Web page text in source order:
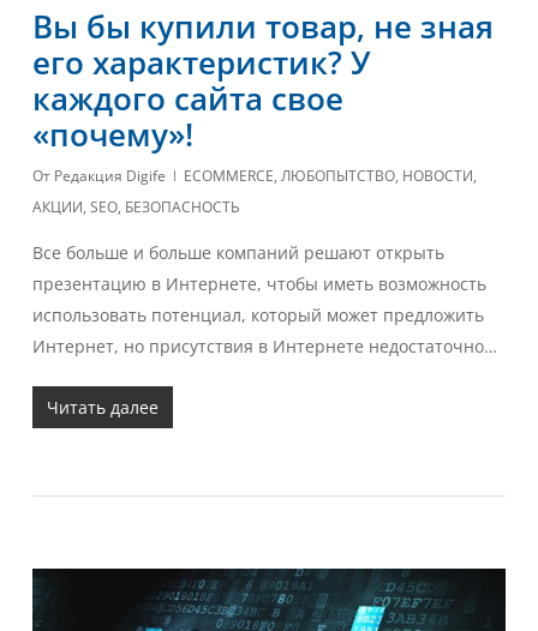
Вы бы купили товар, не зная
его характеристик? У
каждого сайта свое
«почему»!
От Редакция Digife ECOMMERCE, ЛЮБОПЫТСТВО, НОВОСТИ,
АКЦИИ, SEO, БЕЗОПАСНОСТЬ
Все больше и больше компаний решают открыть
презентацию в Интернете, чтобы иметь возможность
использовать потенциал, который может предложить
Интернет, но присутствия в Интернете недостаточно…
Читать далее